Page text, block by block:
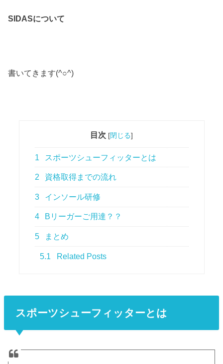
SIDASについて
書いてきます(^○^)
目次 [閉じる]
1 スポーツシューフィッターとは
2 資格取得までの流れ
3 インソール研修
4 Bリーガーご用達？？
5 まとめ
5.1 Related Posts
スポーツシューフィッターとは